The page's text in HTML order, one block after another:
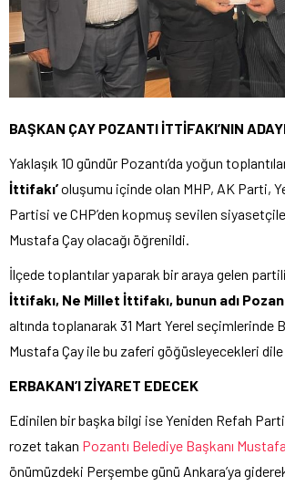
BAŞKAN ÇAY POZANTI İTTİFAKI’NIN
Yaklaşık 10 gündür Pozantı’da yoğun
İttifakı’oluşumu içinde olan MHP, AK Parti,
Partisi ve CHP’den kopmuş sevilen
Mustafa Çay olacağı öğrenildi.
İlçede toplantılar yaparak bir araya gelen
İttifakı, Ne Millet İttifakı, bunun adı
altında toplanarak 31 Mart Yerel seçimlerinde
Mustafa Çay ile bu zaferi göğüsleyecekleri
ERBAKAN’I ZİYARET EDECEK
Edinilen bir başka bilgi ise Yeniden Refah
rozet takan Pozantı Belediye Başkanı
önümüzdeki Perşembe günü Ankara’ya